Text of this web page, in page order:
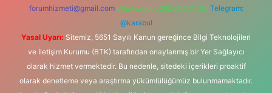
forumhizmeti@gmail.com Whatsapp: 0262 606 0 726 Telegram:
@karabul
Yasal Uyarı: Sitemiz, 5651 Sayılı Kanun gereğince Bilgi Teknolojileri
ve İletişim Kurumu (BTK) tarafından onaylanmış bir Yer Sağlayıcı
olarak hizmet vermektedir. Bu nedenle, sitedeki içerikleri proaktif
olarak denetleme veya araştırma yükümlülüğümüz bulunmamaktadır.